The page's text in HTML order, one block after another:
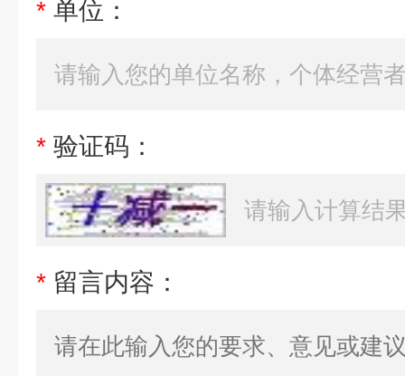
* 单位：
* 验证码：
* 留言内容：